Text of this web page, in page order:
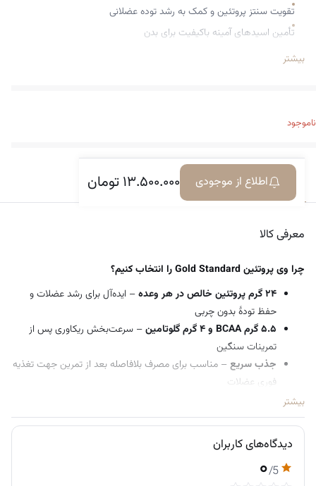
تقویت سنتز پروتئین و کمک به رشد توده عضلانی
تأمین اسیدهای آمینه باکیفیت برای بدن
کمک به حفظ انرژی بالا و وضعیت بدنی بهتر
استاندارد طلایی پروتئین
بیشتر
ناموجود
۱۳.۵۰۰.۰۰۰تومان اطلاع از موجودیمعرفی کالا دیدگاه‌ها
معرفی کالا
چرا وی پروتئین Gold Standard را انتخاب کنیم؟
۲۴ گرم پروتئین خالص در هر وعده
– ایده‌آل برای رشد عضلات و
حفظ تودهٔ بدون چربی
۵.۵ گرم BCAA و ۴ گرم گلوتامین
– سرعت‌بخش ریکاوری پس از
تمرینات سنگین
جذب سریع – مناسب برای مصرف بلافاصله بعد از تمرین جهت تغذیه
فوری عضلات
همیشه از آن لذت می‌برید
شرکتOptimum Nutrition
خلوص تأییدشدهٔ محصولات خود را تضمین می‌کند. وی گلد استاندارد برای
بیشتر
دیدگاه‌های کاربران
۰/5